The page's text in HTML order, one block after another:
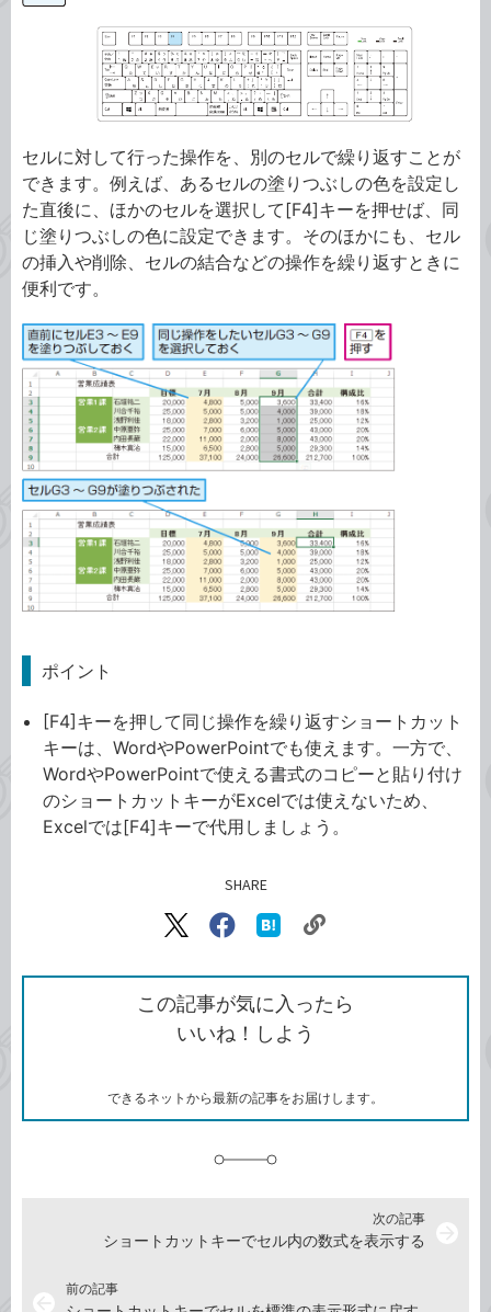
セルに対して行った操作を、別のセルで繰り返すことが
できます。例えば、あるセルの塗りつぶしの色を設定し
た直後に、ほかのセルを選択して[F4]キーを押せば、同
じ塗りつぶしの色に設定できます。そのほかにも、セル
の挿入や削除、セルの結合などの操作を繰り返すときに
便利です。
ポイント
[F4]キーを押して同じ操作を繰り返すショートカット
キーは、WordやPowerPointでも使えます。一方で、
WordやPowerPointで使える書式のコピーと貼り付け
のショートカットキーがExcelでは使えないため、
Excelでは[F4]キーで代用しましょう。
SHARE
X（旧
で
シ
ェ
ア
Facebook
シ
ェ
ア
な
ブ
ッ
ク
ク
ク
を
コ
この記事が気に入ったら
いいね！しよう
できるネットから最新の記事をお届けします。
前の記事
次の記事
ショートカットキーでセル内の数式を表示する